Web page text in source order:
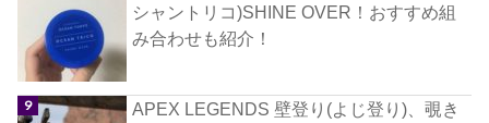
シャントリコ)SHINE OVER！おすすめ組
み合わせも紹介！
APEX LEGENDS 壁登り(よじ登り)、覗き